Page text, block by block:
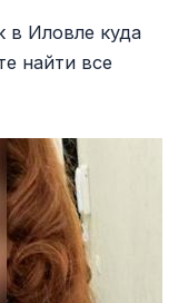
в Иловле куда
найти все